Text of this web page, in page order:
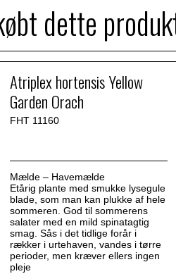
dette
Atriplex hortensis Yellow
Garden Orach
FHT 11160
Mælde – Havemælde
Etårig plante med smukke lysegule
blade, som man kan plukke af hele
sommeren. God til sommerens
salater med en mild spinatagtig
smag. Sås i det tidlige forår i
rækker i urtehaven, vandes i tørre
perioder, men kræver ellers ingen
pleje